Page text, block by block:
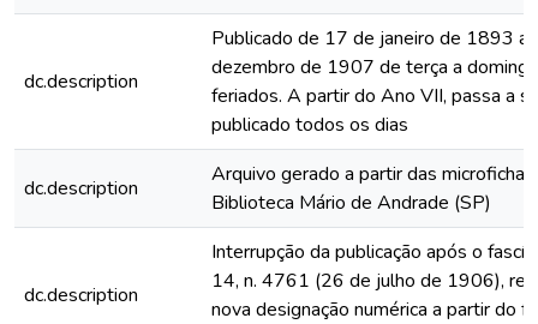
dc.description
Publicado de 17 de janeiro de 1893 a
dezembro de 1907 de terça a
feriados. A partir do Ano VII, passa a
publicado todos os dias
dc.description
Arquivo gerado a partir das
Biblioteca Mário de Andrade (SP)
dc.description
Interrupção da publicação após o
14, n. 4761 (26 de julho de 1906),
nova designação numérica a partir do